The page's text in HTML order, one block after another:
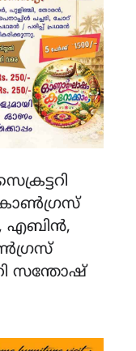
എബിൻ,
സന്തോഷ്